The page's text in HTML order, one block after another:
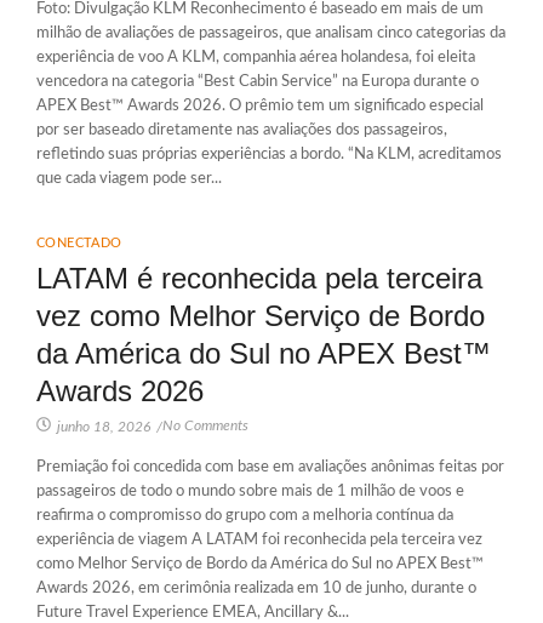
Foto: Divulgação KLM Reconhecimento é baseado em mais de um
milhão de avaliações de passageiros, que analisam cinco categorias da
experiência de voo A KLM, companhia aérea holandesa, foi eleita
vencedora na categoria “Best Cabin Service” na Europa durante o
APEX Best™ Awards 2026. O prêmio tem um significado especial
por ser baseado diretamente nas avaliações dos passageiros,
refletindo suas próprias experiências a bordo. “Na KLM, acreditamos
que cada viagem pode ser...
CONECTADO
LATAM é reconhecida pela terceira
vez como Melhor Serviço de Bordo
da América do Sul no APEX Best™
Awards 2026
junho 18, 2026 /No Comments
Premiação foi concedida com base em avaliações anônimas feitas por
passageiros de todo o mundo sobre mais de 1 milhão de voos e
reafirma o compromisso do grupo com a melhoria contínua da
experiência de viagem A LATAM foi reconhecida pela terceira vez
como Melhor Serviço de Bordo da América do Sul no APEX Best™
Awards 2026, em cerimônia realizada em 10 de junho, durante o
Future Travel Experience EMEA, Ancillary &...